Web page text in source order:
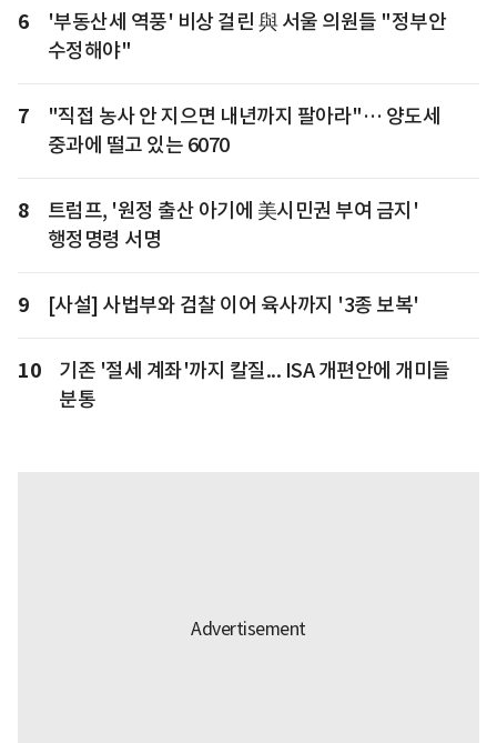
6
'부동산세 역풍' 비상 걸린 與 서울 의원들 "정부안
수정해야"
7
"직접 농사 안 지으면 내년까지 팔아라"… 양도세
중과에 떨고 있는 6070
8
트럼프, '원정 출산 아기에 美시민권 부여 금지'
행정명령 서명
9 [사설] 사법부와 검찰 이어 육사까지 '3종 보복'
10
기존 '절세 계좌'까지 칼질... ISA 개편안에 개미들
분통